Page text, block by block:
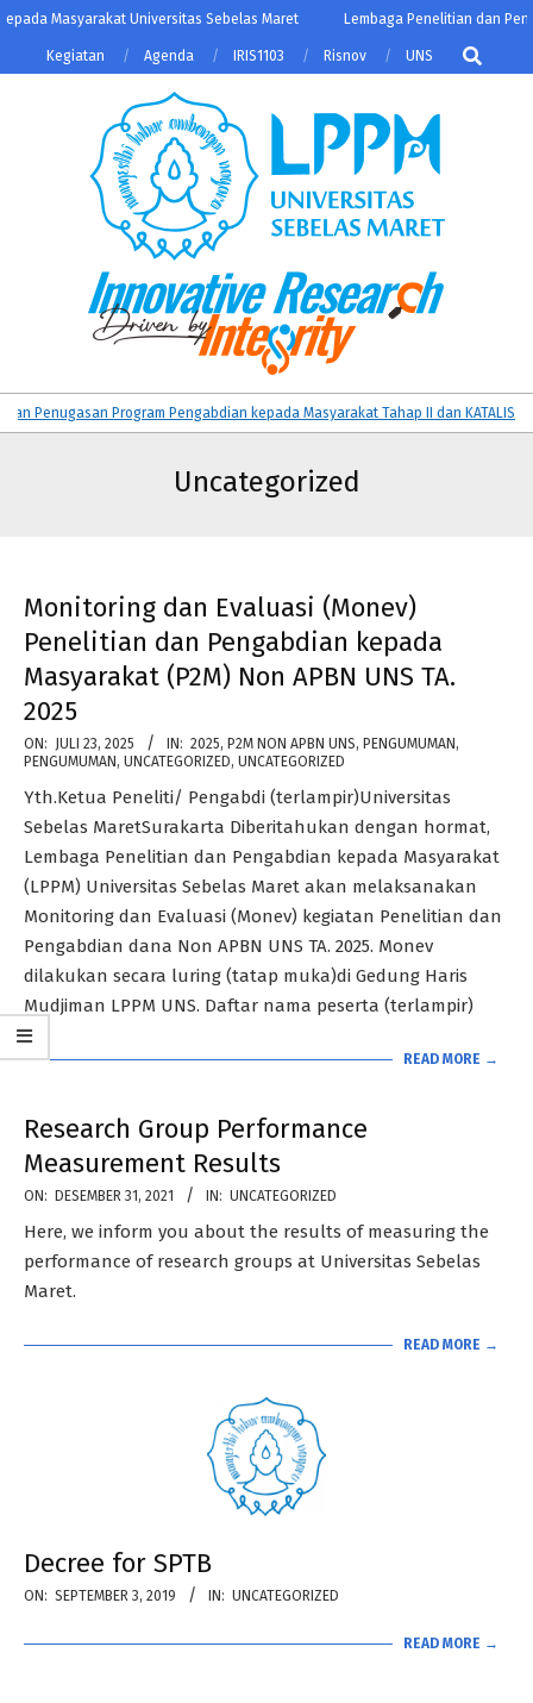
Skip
content
Masyarakat Universitas Sebelas Maret Lembaga Penelitian dan
Kegiatan Agenda IRIS1103 Risnov UNS
Search
LPPM
UNS
Primary
Navigation
Penugasan Program Pengabdian kepada Masyarakat Tahap II dan KATALIS
Uncategorized
Monitoring dan Evaluasi (Monev)
Penelitian dan Pengabdian kepada
Masyarakat (P2M) Non APBN UNS TA.
2025
2025-
07-
23
ON: JULI 23, 2025 IN: 2025, P2M NON APBN UNS, PENGUMUMAN ,
PENGUMUMAN , UNCATEGORIZED, UNCATEGORIZED
Yth.Ketua Peneliti/ Pengabdi (terlampir)Universitas
Sebelas MaretSurakarta Diberitahukan dengan hormat,
Lembaga Penelitian dan Pengabdian kepada Masyarakat
(LPPM) Universitas Sebelas Maret akan melaksanakan
Monitoring dan Evaluasi (Monev) kegiatan Penelitian dan
Pengabdian dana Non APBN UNS TA. 2025. Monev
dilakukan secara luring (tatap muka)di Gedung Haris
Mudjiman LPPM UNS. Daftar nama peserta (terlampir)
READ MORE →
Research Group Performance
Measurement Results
2021-
12-
31
ON: DESEMBER 31, 2021 IN: UNCATEGORIZED
Here, we inform you about the results of measuring the
performance of research groups at Universitas Sebelas
Maret.
READ MORE →
Decree for SPTB
2019-
ON: SEPTEMBER 3, 2019 IN: UNCATEGORIZED
READ MORE →